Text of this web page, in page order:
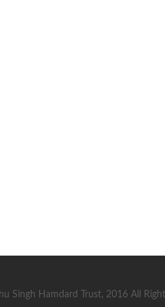
Singh Hamdard Trust, 2016 All